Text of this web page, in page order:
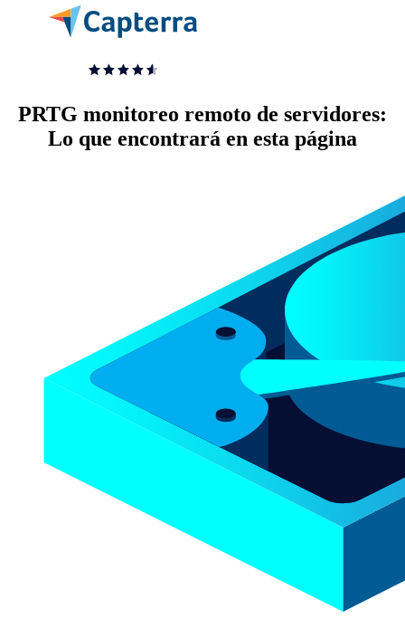
PRTG monitoreo remoto de servidores:
Lo que encontrará en esta página